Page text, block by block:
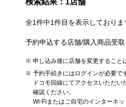
全1件中1件目を表示しており
予約申込する店舗/購入商品受
申し込み後に店舗を変更すること
予約手続きにはログインが必要で
ドコモ回線にてアクセスいただ
確認ください。
Wi-Fiまたはご自宅のインターネ